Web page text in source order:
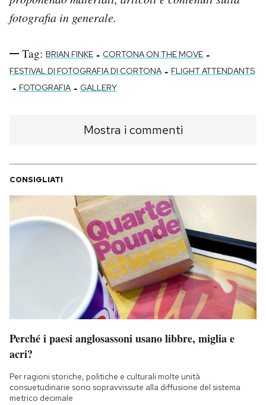
fotografia in generale.
Tag: BRIAN FINKE - CORTONA ON THE MOVE -
FESTIVAL DI FOTOGRAFIA DI CORTONA - FLIGHT ATTENDANTS
- FOTOGRAFIA - GALLERY
Mostra i commenti
CONSIGLIATI
Perché i paesi anglosassoni usano libbre, miglia e
acri?
Per ragioni storiche, politiche e culturali molte unità
consuetudinarie sono sopravvissute alla diffusione del sistema
metrico decimale